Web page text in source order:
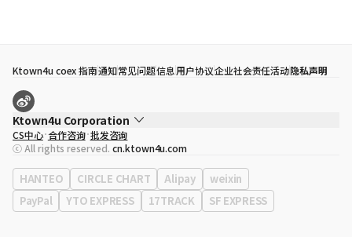
Ktown4u coex 指南通知常见问题信息用户协议企业社会责任活动隐私声明
Ktown4u Corporation
代表
宋効珉
营业执照 120-87-71116
公司地址 首尔特别市 江南区 岭东大路 513号 3楼 （三成洞， coex)
CS中心 合作咨询 批发咨询
ⓒ All rights reserved. cn.ktown4u.com
HANTEO CIRCLE CHART Alipay
weixin
PayPal
YTO EXPRESS 17TRACK SF EXPRESS